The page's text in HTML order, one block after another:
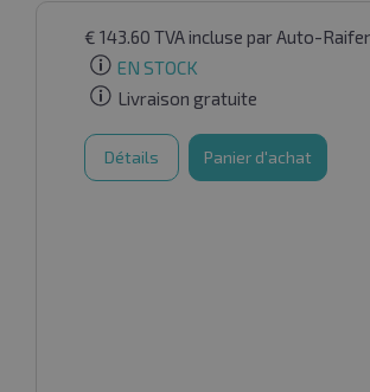
€ 143.60 TVA incluse par Auto-
EN STOCK
Livraison gratuite
Détails Panier d'achat